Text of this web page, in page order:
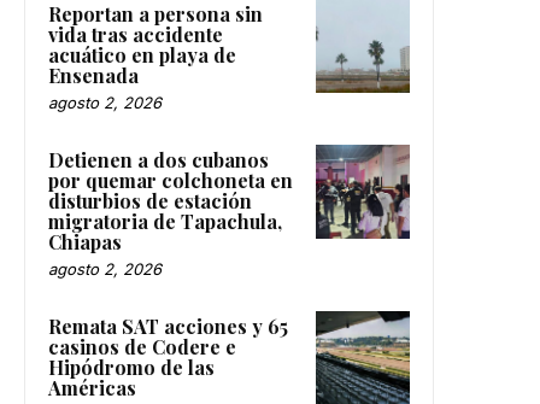
Reportan a persona sin
vida tras accidente
acuático en playa de
Ensenada
agosto 2, 2026
Detienen a dos cubanos
por quemar colchoneta en
disturbios de estación
migratoria de Tapachula,
Chiapas
agosto 2, 2026
Remata SAT acciones y 65
casinos de Codere e
Hipódromo de las
Américas